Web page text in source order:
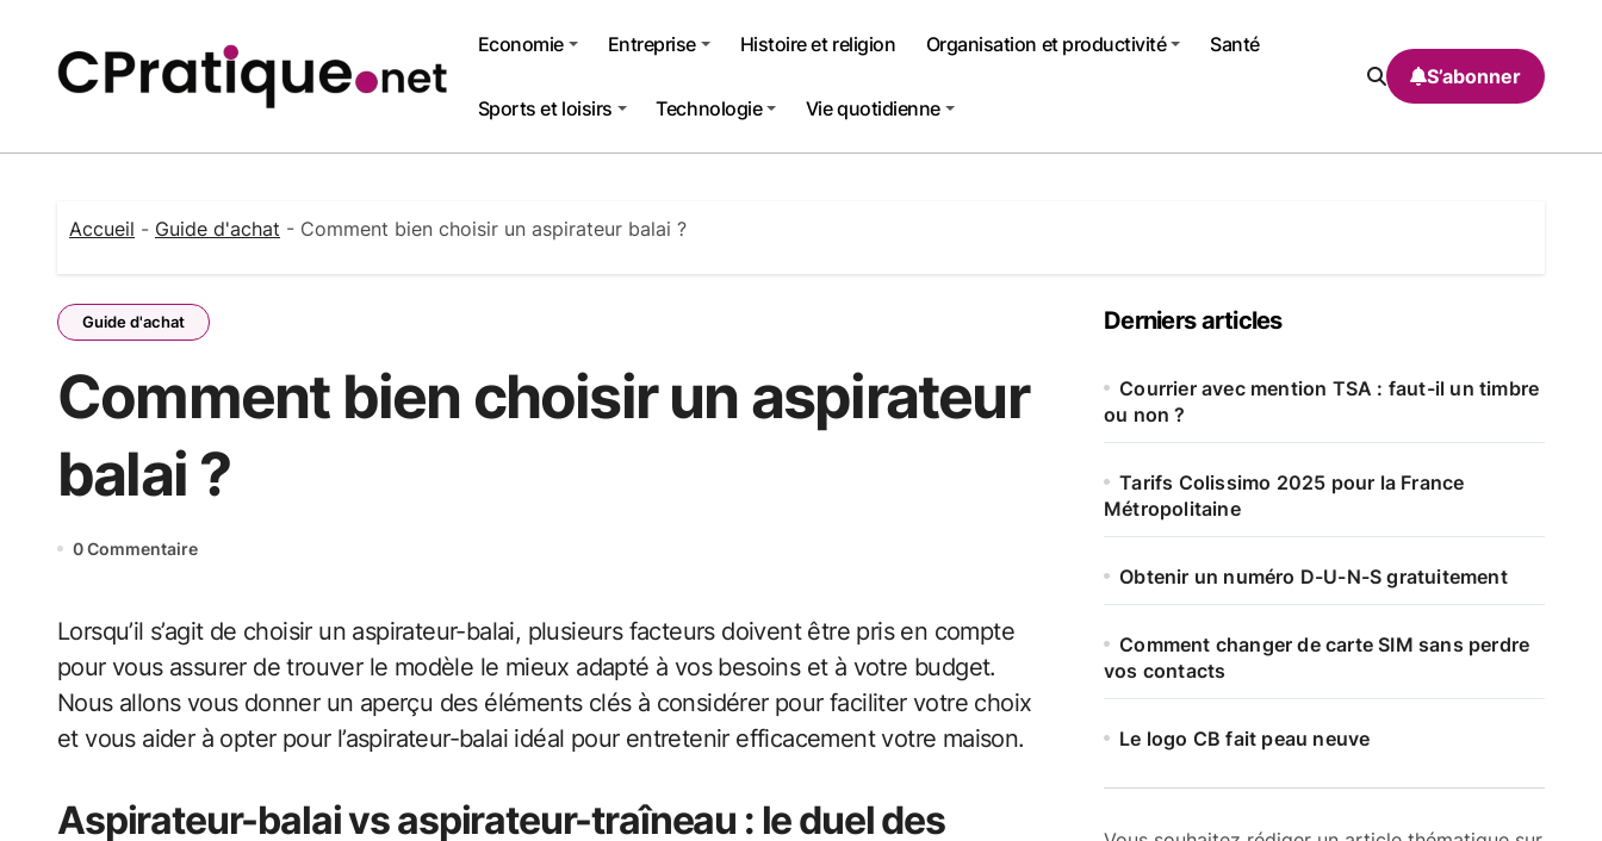
contenu
Economie Entreprise Histoire et religion Organisation et productivité Santé
Sports et loisirs Technologie Vie quotidienne
S’abonner
Accueil - Guide d'achat - Comment bien choisir un aspirateur balai ?
Guide d'achat
Comment bien choisir un aspirateur
balai ?
0 Commentaire
Lorsqu’il s’agit de choisir un aspirateur-balai, plusieurs facteurs doivent être pris en compte
pour vous assurer de trouver le modèle le mieux adapté à vos besoins et à votre budget.
Nous allons vous donner un aperçu des éléments clés à considérer pour faciliter votre choix
et vous aider à opter pour l’aspirateur-balai idéal pour entretenir efficacement votre maison.
Aspirateur-balai vs aspirateur-traîneau : le duel des
Derniers articles
Courrier avec mention TSA : faut-il un timbre
ou non ?
Tarifs Colissimo 2025 pour la France
Métropolitaine
Obtenir un numéro D-U-N-S gratuitement
Comment changer de carte SIM sans perdre
vos contacts
Le logo CB fait peau neuve